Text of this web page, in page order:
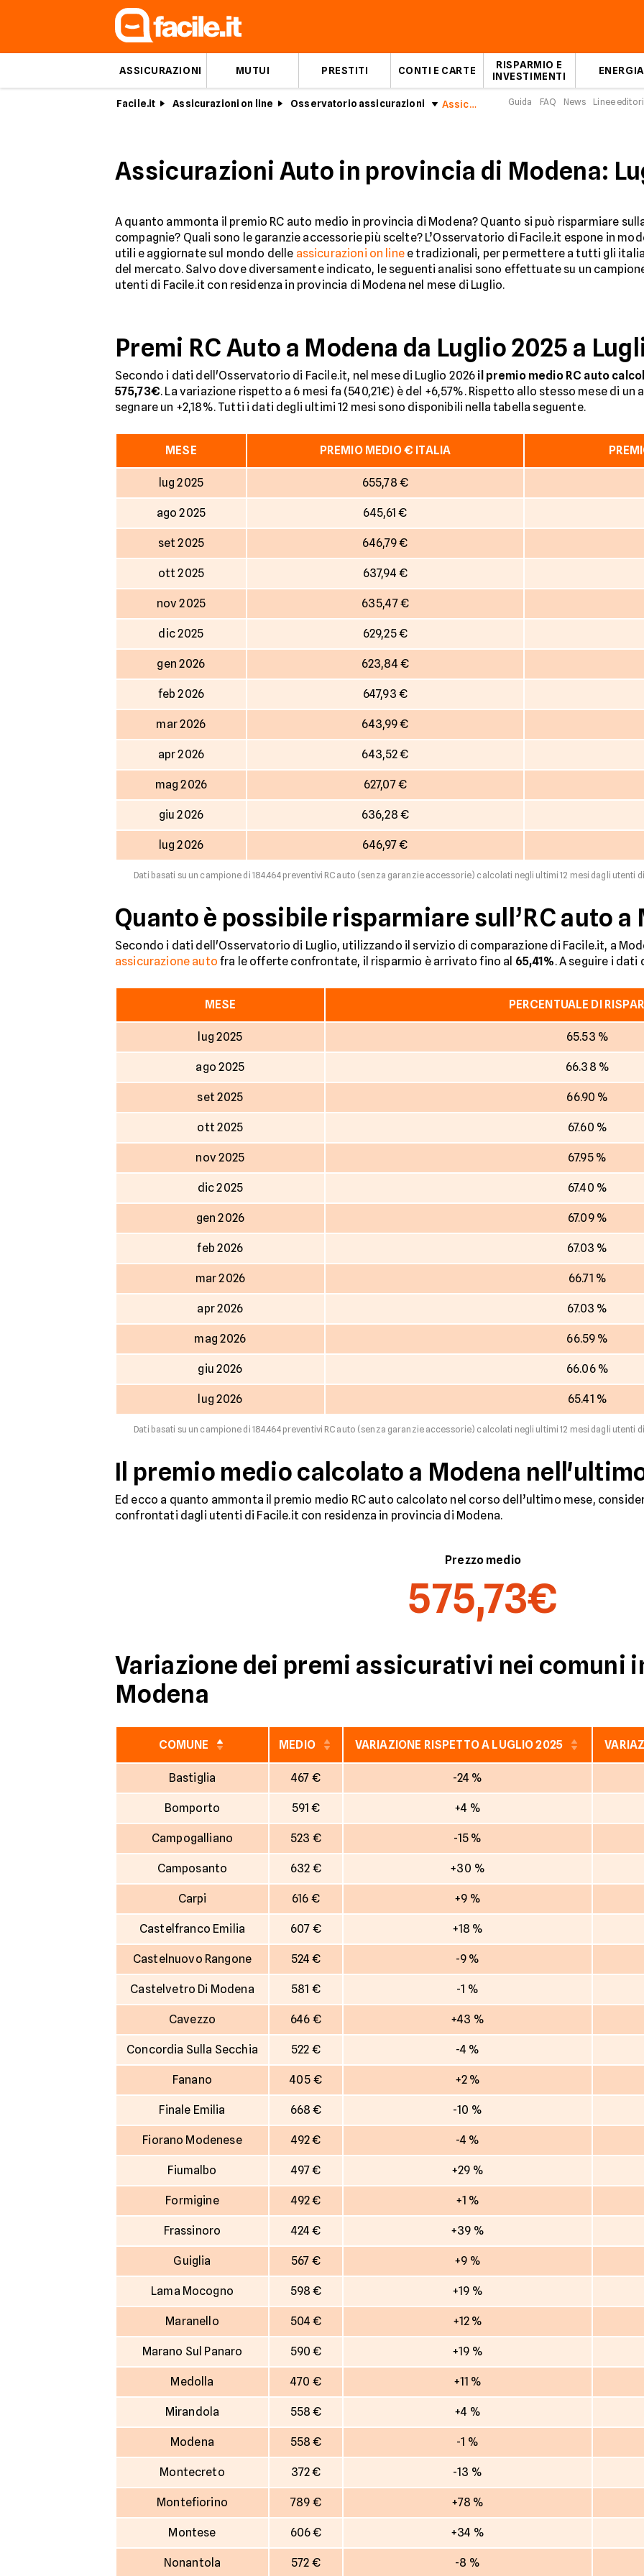
ASSICURAZIONI MUTUI PRESTITI CONTI E CARTE
RISPARMIO E
INVESTIMENTI
ENERGIA
Facile.it Assicurazioni on line Osservatorio assicurazioni Assicurazioni Auto in provincia di Modena: Luglio 2026 Guida FAQ News Linee
Assicurazioni Auto in provincia di Modena:
A quanto ammonta il premio RC auto medio in provincia di Modena? Quanto si può risparmiare
compagnie? Quali sono le garanzie accessorie più scelte? L’Osservatorio di Facile.it espone in
utili e aggiornate sul mondo delle assicurazioni on linee tradizionali, per permettere a tutti gli
del mercato. Salvo dove diversamente indicato, le seguenti analisi sono effettuate su un
utenti di Facile.it con residenza in provincia di Modena nel mese di Luglio.
Premi RC Auto a Modena da Luglio 2025 a
Secondo i dati dell'Osservatorio di Facile.it, nel mese di Luglio 2026 il premio medio RC auto
575,73€. La variazione rispetto a 6 mesi fa (540,21€) è del +6,57%. Rispetto allo stesso mese di
segnare un +2,18%. Tutti i dati degli ultimi 12 mesi sono disponibili nella tabella seguente.
MESE PREMIO MEDIO € ITALIA
lug 2025 655,78 €
ago 2025 645,61 €
set 2025 646,79 €
ott 2025 637,94 €
nov 2025 635,47 €
dic 2025 629,25 €
gen 2026 623,84 €
feb 2026 647,93 €
mar 2026 643,99 €
apr 2026 643,52 €
mag 2026 627,07 €
giu 2026 636,28 €
lug 2026 646,97 €
Dati basati su un campione di 184.464 preventivi RC auto (senza garanzie accessorie) calcolati negli ultimi 12 mesi dagli utenti
Quanto è possibile risparmiare sull’RC auto a
Secondo i dati dell'Osservatorio di Luglio, utilizzando il servizio di comparazione di Facile.it, a
assicurazione auto fra le offerte confrontate, il risparmio è arrivato fino al 65,41%. A seguire i dati
MESE PERCENTUALE DI
lug 2025 65.53 %
ago 2025 66.38 %
set 2025 66.90 %
ott 2025 67.60 %
nov 2025 67.95 %
dic 2025 67.40 %
gen 2026 67.09 %
feb 2026 67.03 %
mar 2026 66.71 %
apr 2026 67.03 %
mag 2026 66.59 %
giu 2026 66.06 %
lug 2026 65.41 %
Dati basati su un campione di 184.464 preventivi RC auto (senza garanzie accessorie) calcolati negli ultimi 12 mesi dagli utenti
Il premio medio calcolato a Modena
Ed ecco a quanto ammonta il premio medio RC auto calcolato nel corso dell’ultimo mese,
confrontati dagli utenti di Facile.it con residenza in provincia di Modena.
Prezzo medio
575,73€
Variazione dei premi assicurativi nei comuni
Modena
COMUNE MEDIO VARIAZIONE RISPETTO A LUGLIO 2025
Bastiglia 467 € -24 %
Bomporto 591 € +4 %
Campogalliano 523 € -15 %
Camposanto 632 € +30 %
Carpi 616 € +9 %
Castelfranco Emilia 607 € +18 %
Castelnuovo Rangone 524 € -9 %
Castelvetro Di Modena 581 € -1 %
Cavezzo 646 € +43 %
Concordia Sulla Secchia 522 € -4 %
Fanano 405 € +2 %
Finale Emilia 668 € -10 %
Fiorano Modenese 492 € -4 %
Fiumalbo 497 € +29 %
Formigine 492 € +1 %
Frassinoro 424 € +39 %
Guiglia 567 € +9 %
Lama Mocogno 598 € +19 %
Maranello 504 € +12 %
Marano Sul Panaro 590 € +19 %
Medolla 470 € +11 %
Mirandola 558 € +4 %
Modena 558 € -1 %
Montecreto 372 € -13 %
Montefiorino 789 € +78 %
Montese 606 € +34 %
Nonantola 572 € -8 %